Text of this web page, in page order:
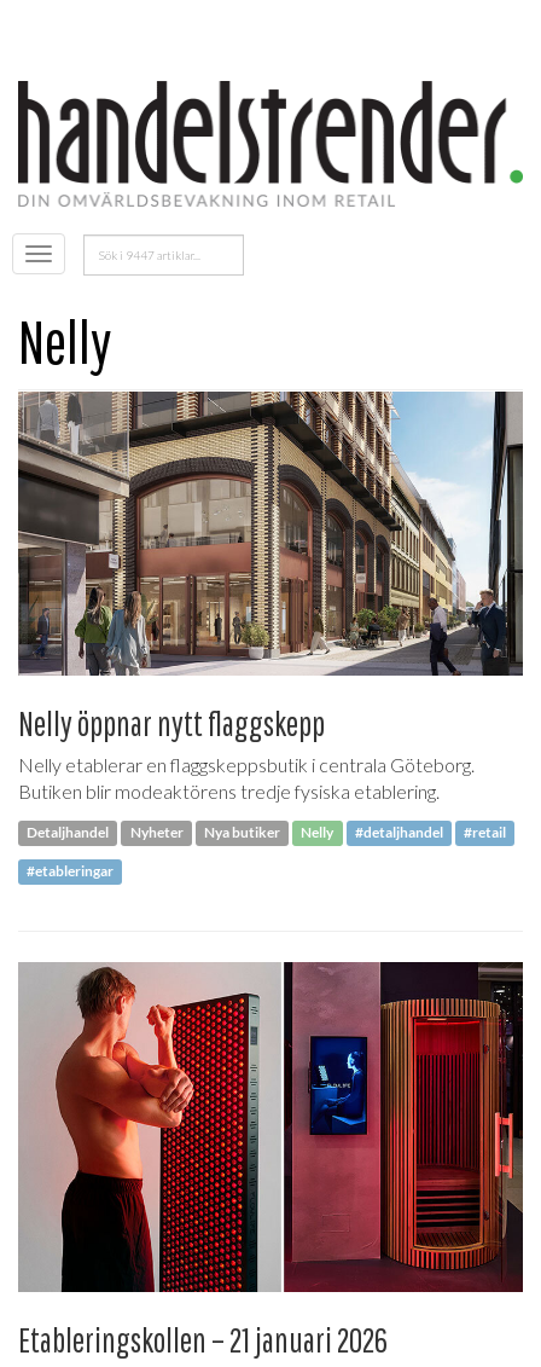
Öppna
menyn
Sök
efter:
Nelly
Nelly öppnar nytt flaggskepp
Nelly etablerar en flaggskeppsbutik i centrala Göteborg.
Butiken blir modeaktörens tredje fysiska etablering.
Detaljhandel Nyheter Nya butiker Nelly #detaljhandel #retail
#etableringar
Etableringskollen – 21 januari 2026